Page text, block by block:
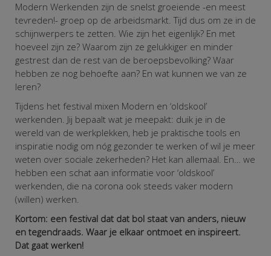
Modern Werkenden zijn de snelst groeiende -en meest
tevreden!- groep op de arbeidsmarkt. Tijd dus om ze in de
schijnwerpers te zetten. Wie zijn het eigenlijk? En met
hoeveel zijn ze? Waarom zijn ze gelukkiger en minder
gestrest dan de rest van de beroepsbevolking? Waar
hebben ze nog behoefte aan? En wat kunnen we van ze
leren?
Tijdens het festival mixen Modern en ‘oldskool’
werkenden. Jij bepaalt wat je meepakt: duik je in de
wereld van de werkplekken, heb je praktische tools en
inspiratie nodig om nóg gezonder te werken of wil je meer
weten over sociale zekerheden? Het kan allemaal. En… we
hebben een schat aan informatie voor ‘oldskool’
werkenden, die na corona ook steeds vaker modern
(willen) werken.
Kortom: een festival dat dat bol staat van anders, nieuw
en tegendraads. Waar je elkaar ontmoet en inspireert.
Dat gaat werken!